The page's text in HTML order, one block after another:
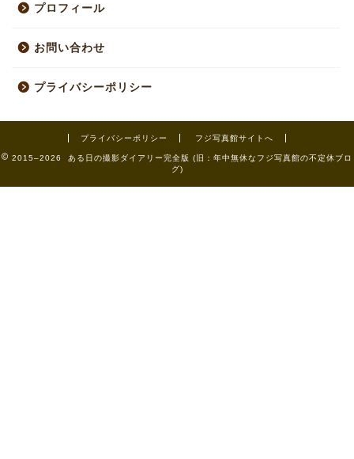
プロフィール
お問い合わせ
プライバシーポリシー
プライバシーポリシー フジ写真館サイトへ
2015–2026 ある日の撮影ダイアリー完全版 (旧：年中無休なフジ写真館の不定休ブロ
グ)